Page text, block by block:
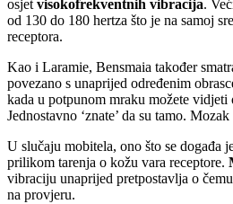
osjet visokofrekventnih vibracija.
od 130 do 180 hertza što je na samoj
receptora.
Kao i Laramie, Bensmaia također
povezano s unaprijed određenim
kada u potpunom mraku možete vidjeti
Jednostavno ‘znate’ da su tamo. Mozak
U slučaju mobitela, ono što se događa
prilikom tarenja o kožu vara receptore.
vibraciju unaprijed pretpostavlja o
na provjeru.